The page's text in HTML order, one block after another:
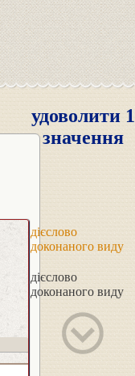
удоволити 1
значення
дієслово
доконаного виду
дієслово
доконаного виду